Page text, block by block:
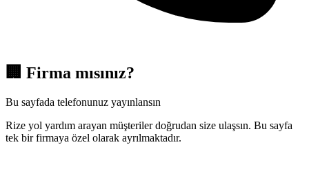
🏢 Firma mısınız?
Bu sayfada telefonunuz yayınlansın
Rize yol yardım arayan müşteriler doğrudan size ulaşsın. Bu sayfa
tek bir firmaya özel olarak ayrılmaktadır.